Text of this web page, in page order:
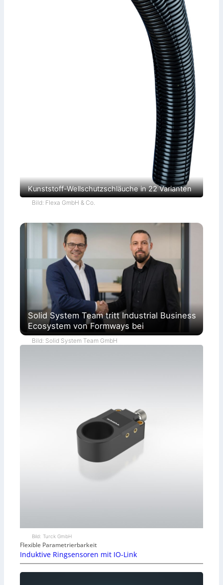
Kunststoff-Wellschutzschläuche in 22 Varianten
Bild: Flexa GmbH & Co.
Solid System Team tritt Industrial Business
Ecosystem von Formways bei
Bild: Solid System Team GmbH
Bild: Turck GmbH
Flexible Parametrierbarkeit
Induktive Ringsensoren mit IO-Link